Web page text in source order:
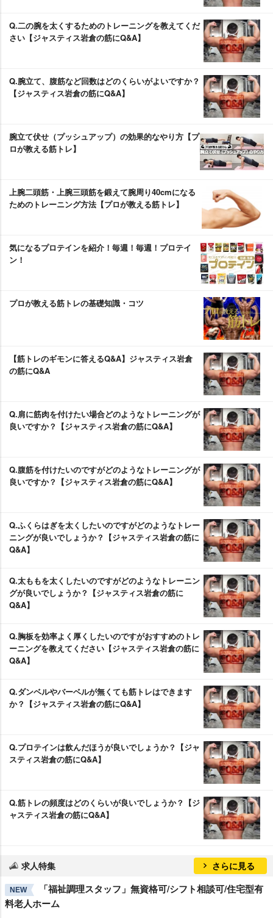
Q.二の腕を太くするためのトレーニングを教えてくだ
さい【ジャスティス岩倉の筋にQ&A】
Q.腕立て、腹筋など回数はどのくらいがよいですか？
【ジャスティス岩倉の筋にQ&A】
腕立て伏せ（プッシュアップ）の効果的なやり方【プ
ロが教える筋トレ】
上腕二頭筋・上腕三頭筋を鍛えて腕周り40cmになる
ためのトレーニング方法【プロが教える筋トレ】
気になるプロテインを紹介！毎週！毎週！プロテイ
ン！
プロが教える筋トレの基礎知識・コツ
【筋トレのギモンに答えるQ&A】ジャスティス岩倉
の筋にQ&A
Q.肩に筋肉を付けたい場合どのようなトレーニングが
良いですか？【ジャスティス岩倉の筋にQ&A】
Q.腹筋を付けたいのですがどのようなトレーニングが
良いですか？【ジャスティス岩倉の筋にQ&A】
Q.ふくらはぎを太くしたいのですがどのようなトレー
ニングが良いでしょうか？【ジャスティス岩倉の筋に
Q&A】
Q.太ももを太くしたいのですがどのようなトレーニン
グが良いでしょうか？【ジャスティス岩倉の筋に
Q&A】
Q.胸板を効率よく厚くしたいのですがおすすめのトレ
ーニングを教えてください【ジャスティス岩倉の筋に
Q&A】
Q.ダンベルやバーベルが無くても筋トレはできます
か？【ジャスティス岩倉の筋にQ&A】
Q.プロテインは飲んだほうが良いでしょうか？【ジャ
スティス岩倉の筋にQ&A】
Q.筋トレの頻度はどのくらいが良いでしょうか？【ジ
ャスティス岩倉の筋にQ&A】
求人特集 さらに見る
NEW
「福祉調理スタッフ」無資格可/シフト相談可/住宅型有
料老人ホーム